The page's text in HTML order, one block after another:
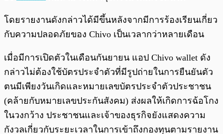
โดยรายงานดังกล่าวได้มีขึ้นหลังจากมีการร้องเรียนเกี่ยว
กับความปลอดภัยของ Chivo เป็นเวลากว่าหลายเดือน
เมื่อมีการเปิดตัวในเดือนกันยายน แอป Chivo wallet ดัง
กล่าวไม่ต้องใช้บัตรประจำตัวที่มีรูปถ่ายในการยืนยันตัว
ตนมีเพียงวันเกิดและหมายเลขบัตรประจำตัวประชาชน
(คล้ายกับหมายเลขประกันสังคม) ส่งผลให้เกิดการฉ้อโกง
ในวงกว้าง ประชาชนและเจ้าของธุรกิจยังแสดงความ
กังวลเกี่ยวกับระยะเวลาในการเข้าถึงกองทุนตามรายงาน